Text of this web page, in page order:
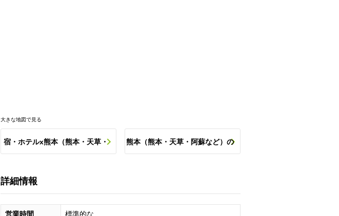
大きな地図で見る
宿・ホテルx熊本（熊本・天草・ 熊本（熊本・天草・阿蘇など）の
詳細情報
営業時間
標準的な